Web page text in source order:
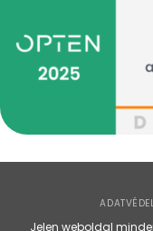
Jelen weboldal